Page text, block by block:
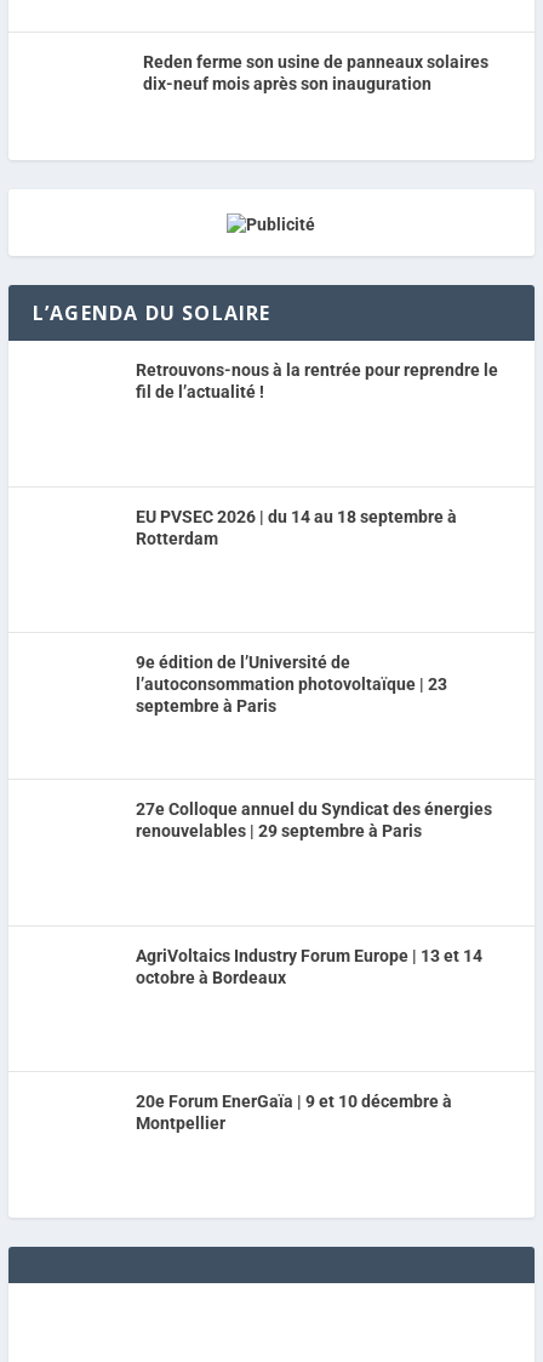
Reden ferme son usine de panneaux solaires
dix-neuf mois après son inauguration
L’AGENDA DU SOLAIRE
Retrouvons-nous à la rentrée pour reprendre le
fil de l’actualité !
EU PVSEC 2026 | du 14 au 18 septembre à
Rotterdam
9e édition de l’Université de
l’autoconsommation photovoltaïque | 23
septembre à Paris
27e Colloque annuel du Syndicat des énergies
renouvelables | 29 septembre à Paris
AgriVoltaics Industry Forum Europe | 13 et 14
octobre à Bordeaux
20e Forum EnerGaïa | 9 et 10 décembre à
Montpellier